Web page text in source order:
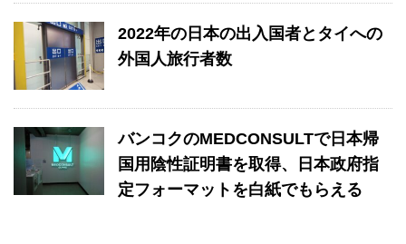
2022年の日本の出入国者とタイへの
外国人旅行者数
バンコクのMEDCONSULTで日本帰
国用陰性証明書を取得、日本政府指
定フォーマットを白紙でもらえる